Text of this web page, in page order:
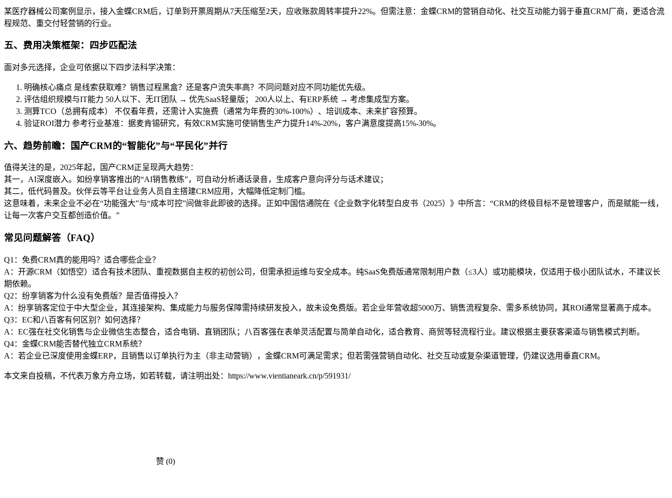
某医疗器械公司案例显示，接入金蝶CRM后，订单到开票周期从7天压缩至2天，应收账款周转率提升22%。但需注意：金蝶CRM的营销自动化、社交互动能力弱于垂直CRM厂商，更适合流
程规范、重交付轻营销的行业。
五、费用决策框架：四步匹配法
面对多元选择，企业可依据以下四步法科学决策：
明确核心痛点 是线索获取难？销售过程黑盒？还是客户流失率高？不同问题对应不同功能优先级。
评估组织规模与IT能力 50人以下、无IT团队 → 优先SaaS轻量版； 200人以上、有ERP系统 → 考虑集成型方案。
测算TCO（总拥有成本） 不仅看年费，还需计入实施费（通常为年费的30%-100%）、培训成本、未来扩容预算。
验证ROI潜力 参考行业基准：据麦肯锡研究，有效CRM实施可使销售生产力提升14%-20%，客户满意度提高15%-30%。
六、趋势前瞻：国产CRM的“智能化”与“平民化”并行
值得关注的是，2025年起，国产CRM正呈现两大趋势：
其一，AI深度嵌入。如纷享销客推出的“AI销售教练”，可自动分析通话录音，生成客户意向评分与话术建议；
其二，低代码普及。伙伴云等平台让业务人员自主搭建CRM应用，大幅降低定制门槛。
这意味着，未来企业不必在“功能强大”与“成本可控”间做非此即彼的选择。正如中国信通院在《企业数字化转型白皮书（2025）》中所言：“CRM的终极目标不是管理客户，而是赋能一线，
让每一次客户交互都创造价值。”
常见问题解答（FAQ）
Q1：免费CRM真的能用吗？适合哪些企业？
A：开源CRM（如悟空）适合有技术团队、重视数据自主权的初创公司，但需承担运维与安全成本。纯SaaS免费版通常限制用户数（≤3人）或功能模块，仅适用于极小团队试水，不建议长
期依赖。
Q2：纷享销客为什么没有免费版？是否值得投入？
A：纷享销客定位于中大型企业，其连接架构、集成能力与服务保障需持续研发投入，故未设免费版。若企业年营收超5000万、销售流程复杂、需多系统协同，其ROI通常显著高于成本。
Q3：EC和八百客有何区别？如何选择？
A：EC强在社交化销售与企业微信生态整合，适合电销、直销团队；八百客强在表单灵活配置与简单自动化，适合教育、商贸等轻流程行业。建议根据主要获客渠道与销售模式判断。
Q4：金蝶CRM能否替代独立CRM系统？
A：若企业已深度使用金蝶ERP，且销售以订单执行为主（非主动营销），金蝶CRM可满足需求；但若需强营销自动化、社交互动或复杂渠道管理，仍建议选用垂直CRM。
本文来自投稿，不代表万象方舟立场，如若转载，请注明出处：https://www.vientianeark.cn/p/591931/
赞 (0)